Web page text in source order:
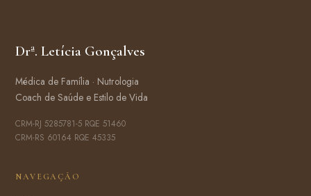
Drª. Letícia Gonçalves
Médica de Família · Nutrologia
Coach de Saúde e Estilo de Vida
CRM-RJ 5285781-5 RQE 51460
CRM-RS 60164 RQE 45335
NAVEGAÇÃO